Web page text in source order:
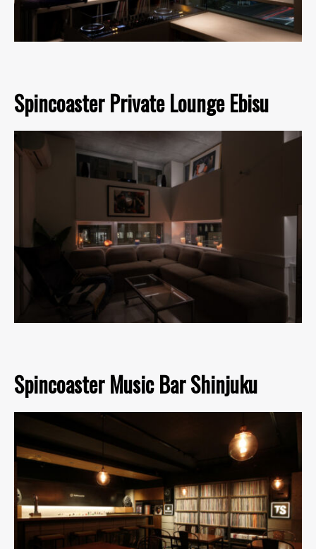
Spincoaster Private Lounge Ebisu
Spincoaster Music Bar Shinjuku